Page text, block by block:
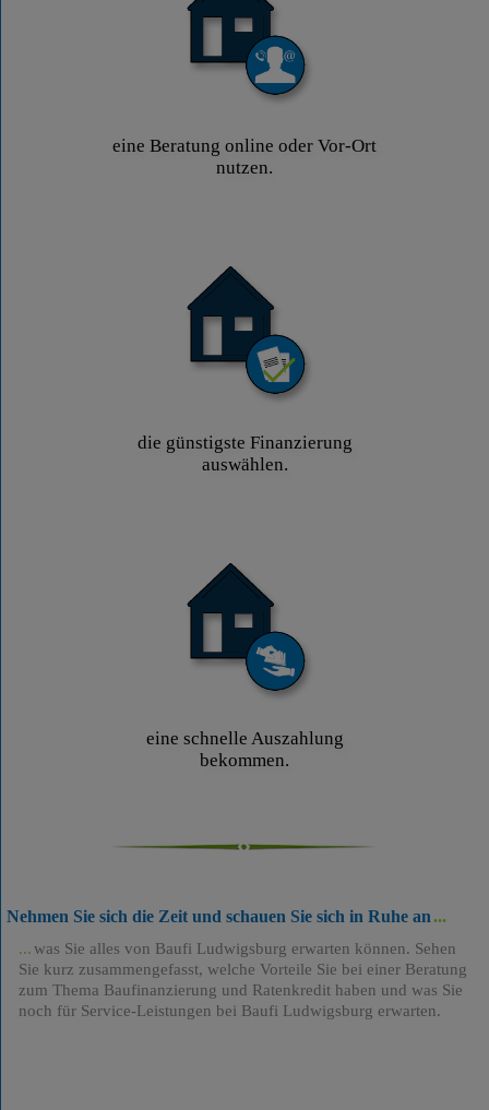
eine Beratung online oder Vor-Ort
nutzen.
die günstigste Finanzierung
auswählen.
eine schnelle Auszahlung
bekommen.
Nehmen Sie sich die Zeit und schauen Sie sich in Ruhe an
was Sie alles von Baufi Ludwigsburg erwarten können. Sehen
Sie kurz zusammengefasst, welche Vorteile Sie bei einer Beratung
zum Thema Baufinanzierung und Ratenkredit haben und was Sie
noch für Service-Leistungen bei Baufi Ludwigsburg erwarten.